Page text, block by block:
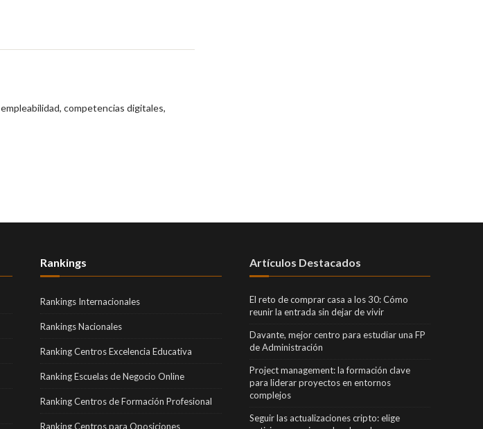
competencias digitales,
Rankings
Rankings Internacionales
Rankings Nacionales
Ranking Centros Excelencia Educativa
Ranking Escuelas de Negocio Online
Ranking Centros de Formación Profesional
Ranking Centros para Oposiciones
Artículos Destacados
El reto de comprar casa a los 30: Cómo
reunir la entrada sin dejar de vivir
Davante, mejor centro para estudiar una FP
de Administración
Project management: la formación clave
para liderar proyectos en entornos
complejos
Seguir las actualizaciones cripto: elige